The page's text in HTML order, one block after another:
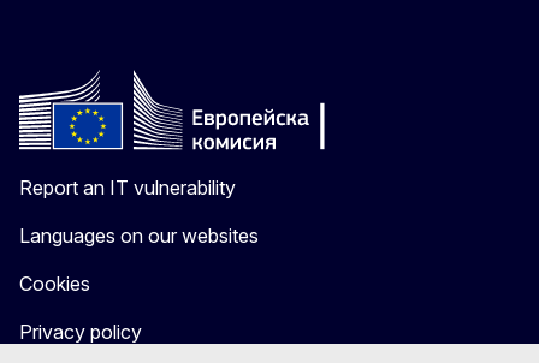
Report an IT vulnerability
Languages on our websites
Cookies
Privacy policy